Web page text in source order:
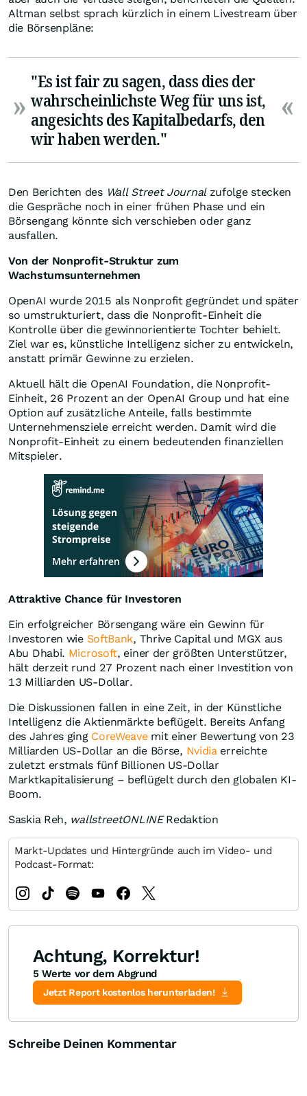
Altman selbst sprach kürzlich in einem Livestream über
die Börsenpläne:
"Es ist fair zu sagen, dass dies der
wahrscheinlichste Weg für uns ist,
angesichts des Kapitalbedarfs, den
wir haben werden."
Den Berichten des Wall Street Journalzufolge stecken
die Gespräche noch in einer frühen Phase und ein
Börsengang könnte sich verschieben oder ganz
ausfallen.
Von der Nonprofit-Struktur zum
Wachstumsunternehmen
OpenAI wurde 2015 als Nonprofit gegründet und später
so umstrukturiert, dass die Nonprofit-Einheit die
Kontrolle über die gewinnorientierte Tochter behielt.
Ziel war es, künstliche Intelligenz sicher zu entwickeln,
anstatt primär Gewinne zu erzielen.
Aktuell hält die OpenAI Foundation, die Nonprofit-
Einheit, 26 Prozent an der OpenAI Group und hat eine
Option auf zusätzliche Anteile, falls bestimmte
Unternehmensziele erreicht werden. Damit wird die
Nonprofit-Einheit zu einem bedeutenden finanziellen
Mitspieler.
Attraktive Chance für Investoren
Ein erfolgreicher Börsengang wäre ein Gewinn für
Investoren wie SoftBank, Thrive Capital und MGX aus
Abu Dhabi. Microsoft, einer der größten Unterstützer,
hält derzeit rund 27 Prozent nach einer Investition von
13 Milliarden US-Dollar.
Die Diskussionen fallen in eine Zeit, in der Künstliche
Intelligenz die Aktienmärkte beflügelt. Bereits Anfang
des Jahres ging CoreWeavemit einer Bewertung von 23
Milliarden US-Dollar an die Börse, Nvidiaerreichte
zuletzt erstmals fünf Billionen US-Dollar
Marktkapitalisierung – beflügelt durch den globalen KI-
Boom.
Saskia Reh, wallstreetONLINERedaktion
Markt-Updates und Hintergründe auch im Video- und
Podcast-Format:
Achtung, Korrektur!
5 Werte vor dem Abgrund
Jetzt Report kostenlos herunterladen!
Schreibe Deinen Kommentar